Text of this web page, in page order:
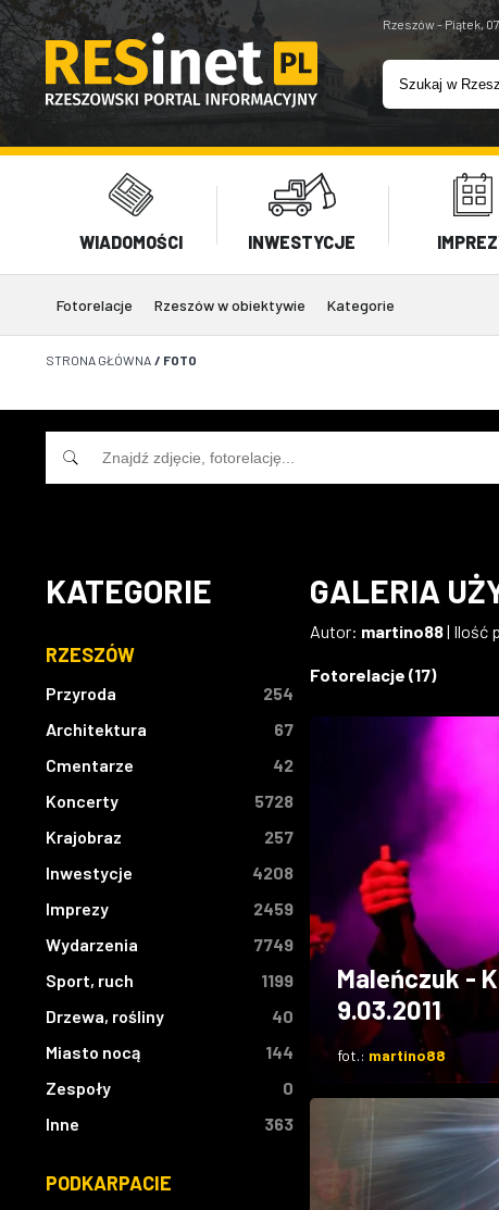
Rzeszów - Piątek,
WIADOMOŚCI INWESTYCJE
Fotorelacje Rzeszów w obiektywie Kategorie
STRONA GŁÓWNA / FOTO
KATEGORIE
RZESZÓW
Przyroda
254
Architektura
67
Cmentarze
42
Koncerty
5728
Krajobraz
257
Inwestycje
4208
Imprezy
2459
Wydarzenia
7749
Sport, ruch
1199
Drzewa, rośliny
40
Miasto nocą
144
Zespoły
0
Inne
363
PODKARPACIE
GALERIA
Autor: martino88| Ilość
Fotorelacje (17)
Maleńczuk -
9.03.2011
fot.: martino88